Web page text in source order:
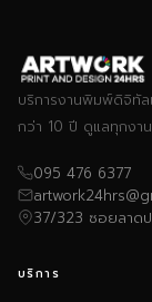
บริการงานพิมพ์ดิจิทั
กว่า 10 ปี ดูแลทุกง
095 476 6377
37/323 ซอยลาดป
บริการ